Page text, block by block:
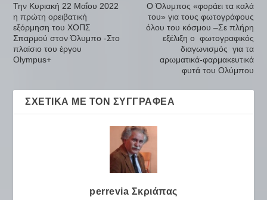
Την Κυριακή 22 Μαΐου 2022
η πρώτη ορειβατική
εξόρμηση του ΧΟΠΣ
Σπαρμού στον Όλυμπο -Στο
πλαίσιο του έργου
Olympus+
Ο Όλυμπος «φοράει τα καλά
του» για τους φωτογράφους
όλου του κόσμου –Σε πλήρη
εξέλιξη ο φωτογραφικός
διαγωνισμός για τα
αρωματικά-φαρμακευτικά
φυτά του Ολύμπου
ΣΧΕΤΙΚΆ ΜΕ ΤΟΝ ΣΥΓΓΡΑΦΈΑ
perrevia Σκριάπας